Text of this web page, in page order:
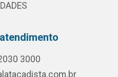
3000